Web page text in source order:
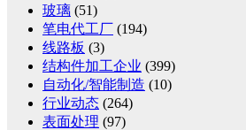
玻璃 (51)
笔电代工厂 (194)
线路板 (3)
结构件加工企业 (399)
自动化/智能制造 (10)
行业动态 (264)
表面处理 (97)